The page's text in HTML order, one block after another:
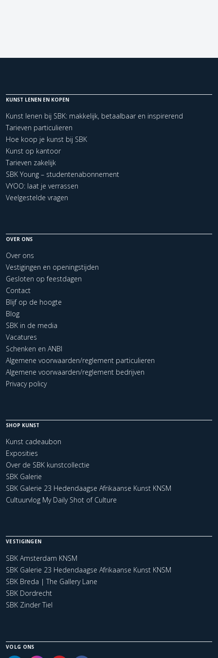
KUNST LENEN EN KOPEN
Kunst lenen bij SBK: makkelijk, betaalbaar en inspirerend
Tarieven particulieren
Hoe koop je kunst bij SBK
Kunst op kantoor
Tarieven zakelijk
SBK Young – studentenabonnement
VYOO: laat je verrassen
Veelgestelde vragen
OVER ONS
Over ons
Vestigingen en openingstijden
Gesloten op feestdagen
Contact
Blijf op de hoogte
Blog
SBK in de media
Vacatures
Schenken en ANBI
Algemene voorwaarden/reglement particulieren
Algemene voorwaarden/reglement bedrijven
Privacy policy
SHOP KUNST
Kunst cadeaubon
Exposities
Over de SBK kunstcollectie
SBK Galerie
SBK Galerie 23 Hedendaagse Afrikaanse Kunst KNSM
Cultuurvlog My Daily Shot of Culture
VESTIGINGEN
SBK Amsterdam KNSM
SBK Galerie 23 Hedendaagse Afrikaanse Kunst KNSM
SBK Breda | The Gallery Lane
SBK Dordrecht
SBK Zinder Tiel
VOLG ONS